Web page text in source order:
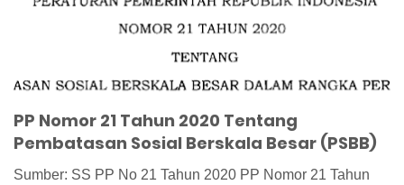
PP Nomor 21 Tahun 2020 Tentang
Pembatasan Sosial Berskala Besar (PSBB)
Sumber: SS PP No 21 Tahun 2020 PP Nomor 21 Tahun